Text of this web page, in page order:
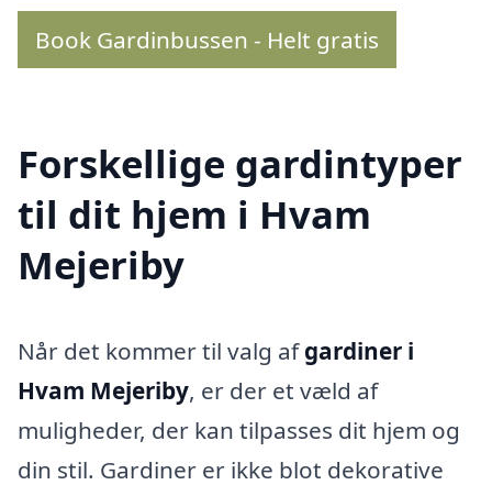
Book Gardinbussen - Helt gratis
Forskellige gardintyper
til dit hjem i Hvam
Mejeriby
Når det kommer til valg afgardiner i
Hvam Mejeriby, er der et væld af
muligheder, der kan tilpasses dit hjem og
din stil. Gardiner er ikke blot dekorative